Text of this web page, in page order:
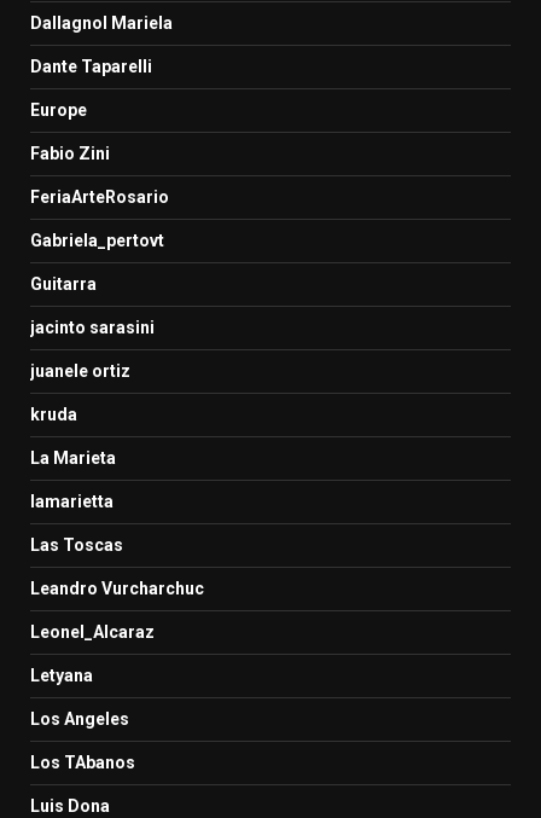
Dallagnol Mariela
Dante Taparelli
Europe
Fabio Zini
FeriaArteRosario
Gabriela_pertovt
Guitarra
jacinto sarasini
juanele ortiz
kruda
La Marieta
lamarietta
Las Toscas
Leandro Vurcharchuc
Leonel_Alcaraz
Letyana
Los Angeles
Los TAbanos
Luis Dona